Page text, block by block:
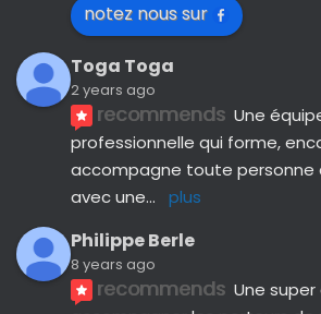
notez nous sur
Toga Toga
2 years ago
recommends Une
professionnelle qui forme,
accompagne toute personne
avec une... plus
Philippe Berle
8 years ago
recommends Une